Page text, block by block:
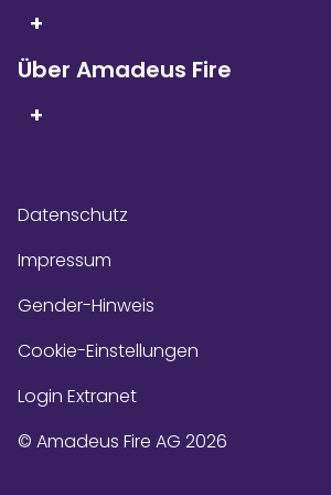
+
Über Amadeus Fire
+
© Amadeus Fire AG 2026
Datenschutz
Impressum
Gender-Hinweis
Cookie-Einstellungen
Login Extranet